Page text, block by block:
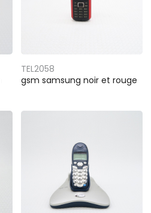
TEL2058
gsm samsung noir et rouge